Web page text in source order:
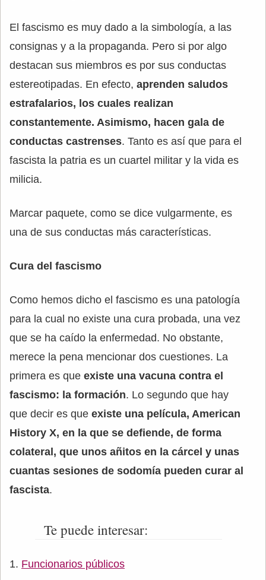
El fascismo es muy dado a la simbología, a las
consignas y a la propaganda. Pero si por algo
destacan sus miembros es por sus conductas
estereotipadas. En efecto, aprenden saludos
estrafalarios, los cuales realizan
constantemente. Asimismo, hacen gala de
conductas castrenses. Tanto es así que para el
fascista la patria es un cuartel militar y la vida es
milicia.
Marcar paquete, como se dice vulgarmente, es
una de sus conductas más características.
Cura del fascismo
Como hemos dicho el fascismo es una patología
para la cual no existe una cura probada, una vez
que se ha caído la enfermedad. No obstante,
merece la pena mencionar dos cuestiones. La
primera es que existe una vacuna contra el
fascismo: la formación. Lo segundo que hay
que decir es que existe una película, American
History X, en la que se defiende, de forma
colateral, que unos añitos en la cárcel y unas
cuantas sesiones de sodomía pueden curar al
fascista.
Te puede interesar:
Funcionarios públicos